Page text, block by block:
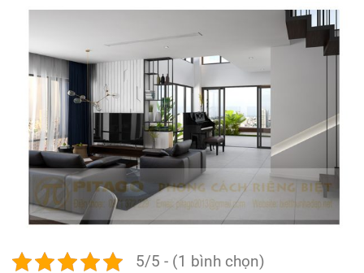
5/5 - (1 bình chọn)